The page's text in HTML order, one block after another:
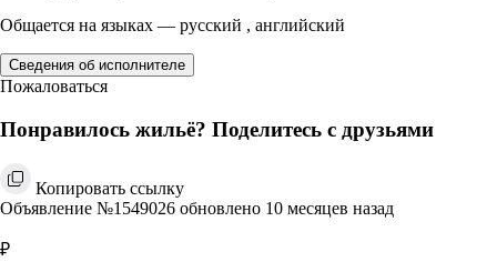
Общается на языках — русский , английский
Сведения об исполнителе
Пожаловаться
Понравилось жильё? Поделитесь с друзьями
Копировать ссылку
Объявление №1549026 обновлено 10 месяцев назад
₽